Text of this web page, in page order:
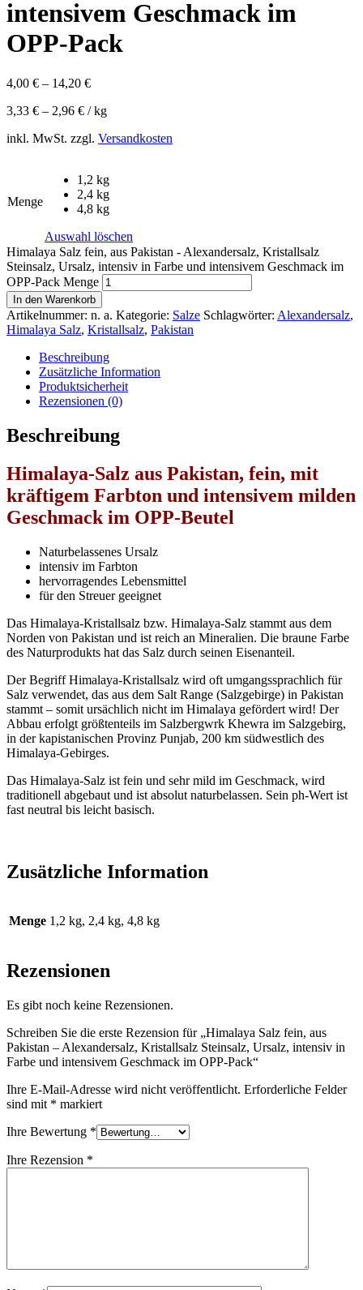
intensivem Geschmack im
OPP-Pack
4,00 € – 14,20 €
3,33 € – 2,96 € /kg
inkl. MwSt. zzgl. Versandkosten
Menge
1,2 kg
2,4 kg
4,8 kg
Auswahl löschen
Himalaya Salz fein, aus Pakistan - Alexandersalz, Kristallsalz
Steinsalz, Ursalz, intensiv in Farbe und intensivem Geschmack im
OPP-Pack Menge
In den Warenkorb
Artikelnummer: n. a. Kategorie: Salze Schlagwörter: Alexandersalz,
Himalaya Salz, Kristallsalz, Pakistan
Beschreibung
Zusätzliche Information
Produktsicherheit
Rezensionen (0)
Beschreibung
Himalaya-Salz aus Pakistan, fein, mit
kräftigem Farbton und intensivem milden
Geschmack im OPP-Beutel
Naturbelassenes Ursalz
intensiv im Farbton
hervorragendes Lebensmittel
für den Streuer geeignet
Das Himalaya-Kristallsalz bzw. Himalaya-Salz stammt aus dem
Norden von Pakistan und ist reich an Mineralien. Die braune Farbe
des Naturprodukts hat das Salz durch seinen Eisenanteil.
Der Begriff Himalaya-Kristallsalz wird oft umgangssprachlich für
Salz verwendet, das aus dem Salt Range (Salzgebirge) in Pakistan
stammt – somit ursächlich nicht im Himalaya gefördert wird! Der
Abbau erfolgt größtenteils im Salzbergwrk Khewra im Salzgebirg,
in der kapistanischen Provinz Punjab, 200 km südwestlich des
Himalaya-Gebirges.
Das Himalaya-Salz ist fein und sehr mild im Geschmack, wird
traditionell abgebaut und ist absolut naturbelassen. Sein ph-Wert ist
fast neutral bis leicht basisch.
Zusätzliche Information
Menge 1,2 kg, 2,4 kg, 4,8 kg
Rezensionen
Es gibt noch keine Rezensionen.
Schreiben Sie die erste Rezension für „Himalaya Salz fein, aus
Pakistan – Alexandersalz, Kristallsalz Steinsalz, Ursalz, intensiv in
Farbe und intensivem Geschmack im OPP-Pack“
Ihre E-Mail-Adresse wird nicht veröffentlicht. Erforderliche Felder
sind mit * markiert
Ihre Bewertung *
Ihre Rezension *